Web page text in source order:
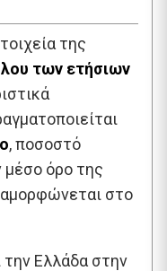
της
των ετήσιων
, ποσοστό
μέσο όρο της
στο
Ελλάδα στην